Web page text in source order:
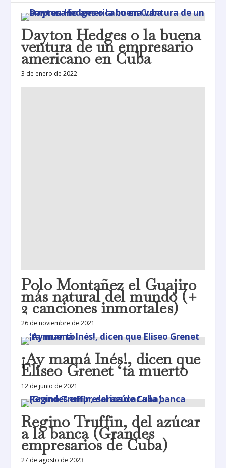
Dayton Hedges o la buena
ventura de un empresario
americano en Cuba
3 de enero de 2022
Polo Montañez el Guajiro
más natural del mundo (+
2 canciones inmortales)
26 de noviembre de 2021
¡Ay mamá Inés!, dicen que
Eliseo Grenet ‘ta muerto
12 de junio de 2021
Regino Truffin, del azúcar
a la banca (Grandes
empresarios de Cuba)
27 de agosto de 2023